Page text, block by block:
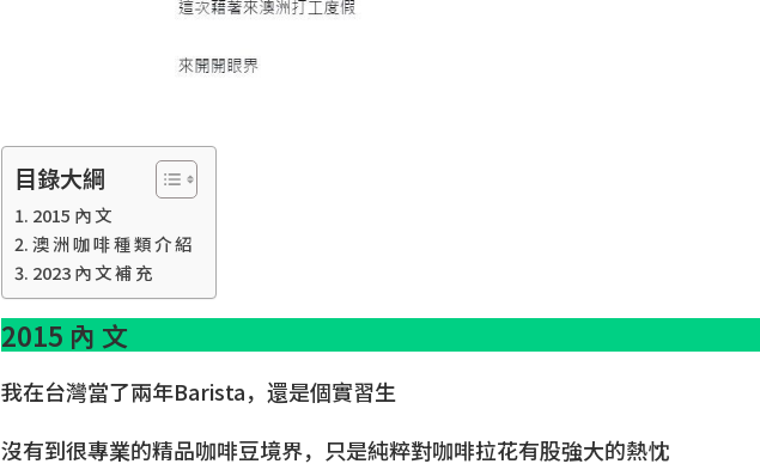
目錄大綱
2015 內 文
澳 洲 咖 啡 種 類 介 紹
2023 內 文 補 充
2015 內 文
我在台灣當了兩年Barista，還是個實習生
沒有到很專業的精品咖啡豆境界，只是純粹對咖啡拉花有股強大的熱忱